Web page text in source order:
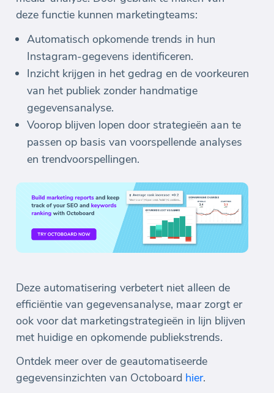
deze functie kunnen marketingteams:
Automatisch opkomende trends in hun
Instagram-gegevens identificeren.
Inzicht krijgen in het gedrag en de voorkeuren
van het publiek zonder handmatige
gegevensanalyse.
Voorop blijven lopen door strategieën aan te
passen op basis van voorspellende analyses
en trendvoorspellingen.
Deze automatisering verbetert niet alleen de
efficiëntie van gegevensanalyse, maar zorgt er
ook voor dat marketingstrategieën in lijn blijven
met huidige en opkomende publiekstrends.
Ontdek meer over de geautomatiseerde
gegevensinzichten van Octoboard hier.